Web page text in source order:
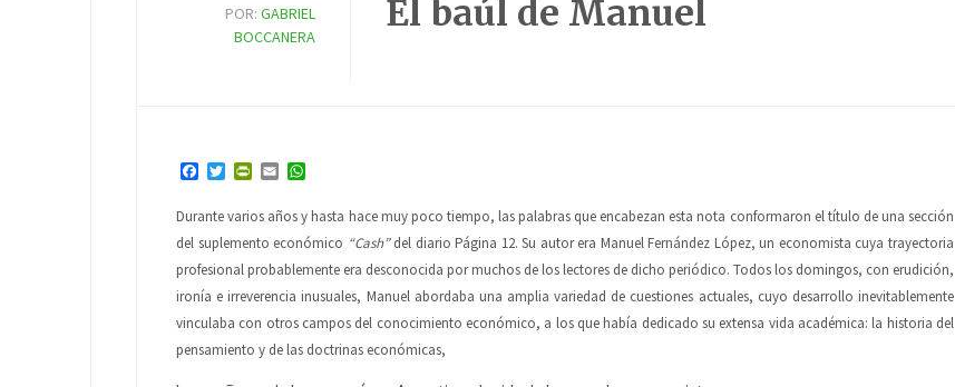
POR:GABRIEL
BOCCANERA
El baúl de Manuel
Facebook
TwitterPrintFriendly
Email
Durante varios años y hasta hace muy poco tiempo, las palabras que encabezan esta nota conformaron el título de una sección
del suplemento económico “Cash”del diario Página 12. Su autor era Manuel Fernández López, un economista cuya trayectoria
profesional probablemente era desconocida por muchos de los lectores de dicho periódico. Todos los domingos, con erudición,
ironía e irreverencia inusuales, Manuel abordaba una amplia variedad de cuestiones actuales, cuyo desarrollo inevitablemente
vinculaba con otros campos del conocimiento económico, a los que había dedicado su extensa vida académica: la historia del
pensamiento y de las doctrinas económicas,